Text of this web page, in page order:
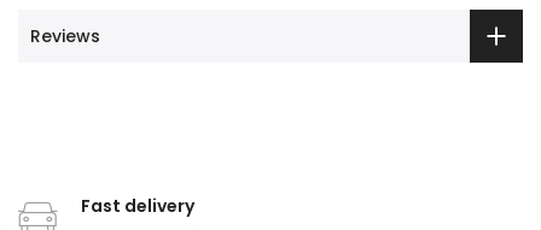
Reviews
Fast delivery